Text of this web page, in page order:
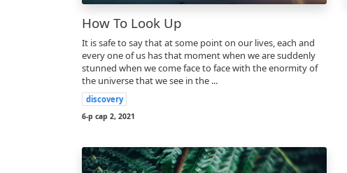
How To Look Up
It is safe to say that at some point on our lives, each and
every one of us has that moment when we are suddenly
stunned when we come face to face with the enormity of
the universe that we see in the ...
discovery
6-р сар 2, 2021